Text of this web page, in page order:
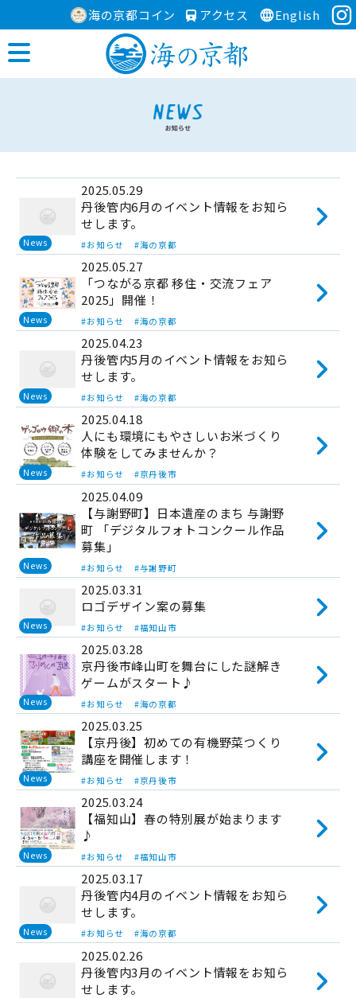
海の京都コイン アクセス English
2025.05.29
News
丹後管内6月のイベント情報をお知ら
せします。
#お知らせ #海の京都
2025.05.27
News
「つながる京都 移住・交流フェア
2025」開催！
#お知らせ #海の京都
2025.04.23
News
丹後管内5月のイベント情報をお知ら
せします。
#お知らせ #海の京都
2025.04.18
News
人にも環境にもやさしいお米づくり
体験をしてみませんか？
#お知らせ #京丹後市
2025.04.09
News
【与謝野町】日本遺産のまち 与謝野
町 「デジタルフォトコンクール作品
募集」
#お知らせ #与謝野町
2025.03.31
News
ロゴデザイン案の募集
#お知らせ #福知山市
2025.03.28
News
京丹後市峰山町を舞台にした謎解き
ゲームがスタート♪
#お知らせ #海の京都
2025.03.25
News
【京丹後】初めての有機野菜つくり
講座を開催します！
#お知らせ #京丹後市
2025.03.24
News
【福知山】春の特別展が始まります
♪
#お知らせ #福知山市
2025.03.17
News
丹後管内4月のイベント情報をお知ら
せします。
#お知らせ #海の京都
2025.02.26
丹後管内3月のイベント情報をお知ら
せします。